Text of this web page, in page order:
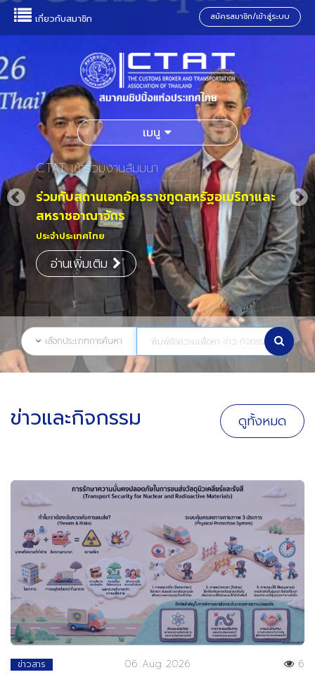
CTAT เข้าร่วมงานสัมมนา
ร่วมกับสถานเอกอัครราชทูตสหรัฐอเมริกาและ
สหราชอาณาจักร
ประจำประเทศไทย
อ่านเพิ่มเติม
เกี่ยวกับสมาชิก สมัครสมาชิก/เข้าสู่ระบบ
เมนู
เลือกประเภทการค้นหา
ข่าวและกิจกรรม ดูทั้งหมด
ข่าวสาร 06 Aug 2026 6